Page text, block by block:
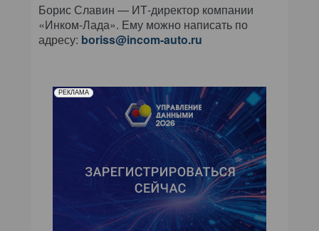
Борис Славин — ИТ-директор компании
«Инком-Лада». Ему можно написать по
адресу: boriss@incom-auto.ru
РЕКЛАМА